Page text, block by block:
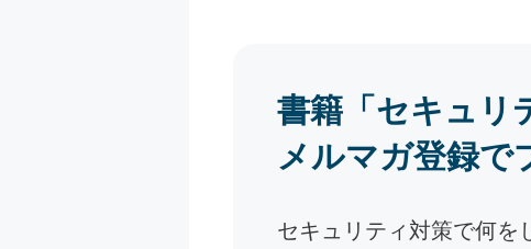
書籍「セキュリ
メルマガ登録で
セキュリティ対策で何を